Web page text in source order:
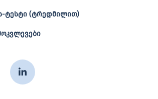
ტესტი (ტრედმილით)